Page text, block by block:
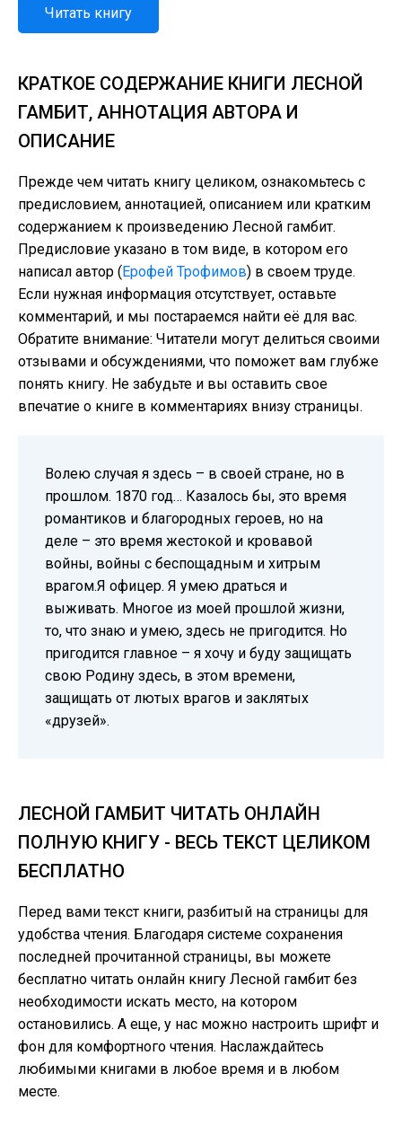
Читать книгу
КРАТКОЕ СОДЕРЖАНИЕ КНИГИ ЛЕСНОЙ
ГАМБИТ, АННОТАЦИЯ АВТОРА И
ОПИСАНИЕ
Прежде чем читать книгу целиком, ознакомьтесь с
предисловием, аннотацией, описанием или кратким
содержанием к произведению Лесной гамбит.
Предисловие указано в том виде, в котором его
написал автор (Ерофей Трофимов) в своем труде.
Если нужная информация отсутствует, оставьте
комментарий, и мы постараемся найти её для вас.
Обратите внимание: Читатели могут делиться своими
отзывами и обсуждениями, что поможет вам глубже
понять книгу. Не забудьте и вы оставить свое
впечатие о книге в комментариях внизу страницы.
Волею случая я здесь – в своей стране, но в
прошлом. 1870 год… Казалось бы, это время
романтиков и благородных героев, но на
деле – это время жестокой и кровавой
войны, войны с беспощадным и хитрым
врагом.Я офицер. Я умею драться и
выживать. Многое из моей прошлой жизни,
то, что знаю и умею, здесь не пригодится. Но
пригодится главное – я хочу и буду защищать
свою Родину здесь, в этом времени,
защищать от лютых врагов и заклятых
«друзей».
ЛЕСНОЙ ГАМБИТ ЧИТАТЬ ОНЛАЙН
ПОЛНУЮ КНИГУ - ВЕСЬ ТЕКСТ ЦЕЛИКОМ
БЕСПЛАТНО
Перед вами текст книги, разбитый на страницы для
удобства чтения. Благодаря системе сохранения
последней прочитанной страницы, вы можете
бесплатно читать онлайн книгу Лесной гамбит без
необходимости искать место, на котором
остановились. А еще, у нас можно настроить шрифт и
фон для комфортного чтения. Наслаждайтесь
любимыми книгами в любое время и в любом
месте.